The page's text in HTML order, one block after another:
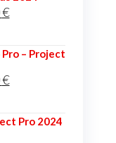
€Aktueller
ist:
Pro – Project
€Aktueller
ist:Pro 2024